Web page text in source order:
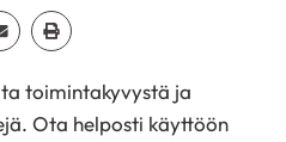
EmailJaa Print
toimintakyvystä ja
Ota helposti käyttöön